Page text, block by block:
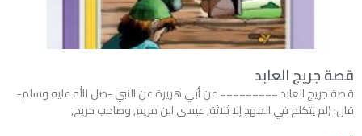
قصة جريج العابد
قصة جريج العابد ========= عن أبي هريرة عن النبي -صل الله عليه وسلم-
قال: (لم يتكلم في المهد إلا ثلاثة, عيسى ابن مريم, وصاحب جريج,